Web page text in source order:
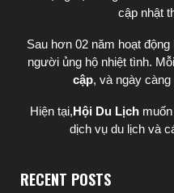
cập nhật
Sau hơn 02 năm hoạt
người ủng hộ nhiệt tình.
cập, và ngày càng
Hiện tại,Hội Du Lịch
dịch vụ du lịch và
RECENT POSTS